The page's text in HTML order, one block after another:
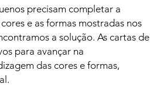
precisam completar a
e as formas mostradas nos
a solução. As cartas de
para avançar na
das cores e formas,